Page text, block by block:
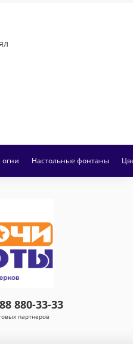
огни Настольные фонтаны
880-33-33
партнеров